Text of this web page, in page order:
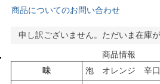
商品についてのお問い合わせ
申し訳ございません。ただいま在庫
商品情報
味
泡 オレンジ 辛口